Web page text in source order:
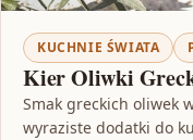
KUCHNIE ŚWIATA
Kier Oliwki
Smak greckich oliwek
wyraziste dodatki do